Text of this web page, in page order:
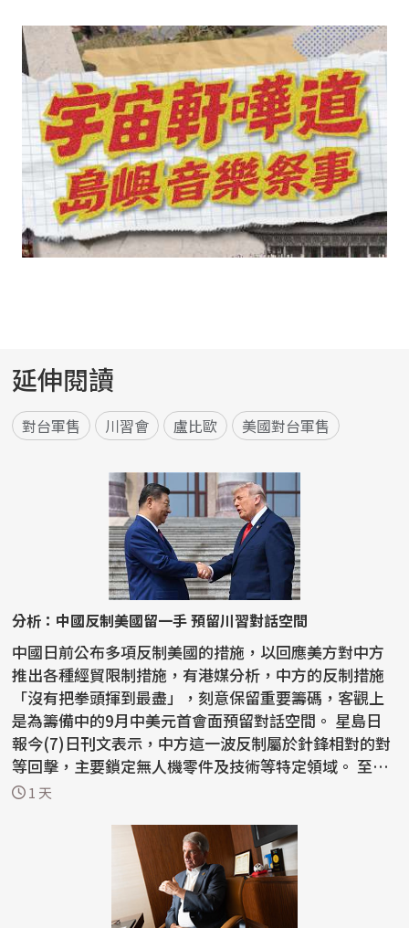
延伸閱讀
對台軍售 川習會 盧比歐 美國對台軍售
分析：中國反制美國留一手 預留川習對話空間
中國日前公布多項反制美國的措施，以回應美方對中方
推出各種經貿限制措施，有港媒分析，中方的反制措施
「沒有把拳頭揮到最盡」，刻意保留重要籌碼，客觀上
是為籌備中的9月中美元首會面預留對話空間。 星島日
報今(7)日刊文表示，中方這一波反制屬於針鋒相對的對
等回擊，主要鎖定無人機零件及技術等特定領域。 至於
稀土...
1 天